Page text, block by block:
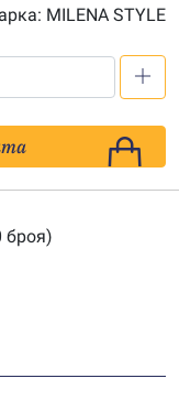
MILENA STYLE
броя)